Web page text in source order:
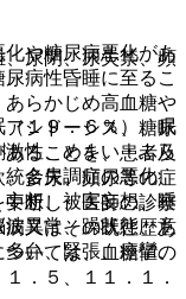
や糖尿病悪化があ
病性昏睡に至るこ
らかじめ高血糖や
シドーシス、糖尿
ることを、患者及
多尿、頻尿等の症
断し、医師の診察
又はその既往歴あ
いては、血糖値の
．５、１１．１．
尿閉、尿失禁、頻
１９．６％）、眠
性、めまい・ふら
合失調症の悪化、
想、被害妄想、睡
異常、躁状態、意
弁、緊張、痙攣、